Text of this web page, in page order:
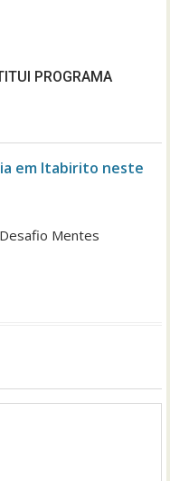
PROGRAMA
em Itabirito neste
Mentes